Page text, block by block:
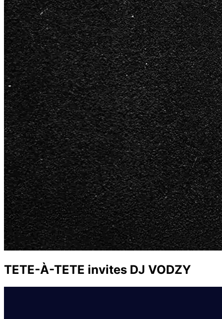
TETE-À-TETE invites DJ VODZY